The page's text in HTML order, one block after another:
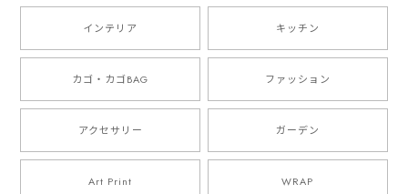
インテリア キッチン
カゴ・カゴBAG ファッション
アクセサリー ガーデン
Art Print WRAP